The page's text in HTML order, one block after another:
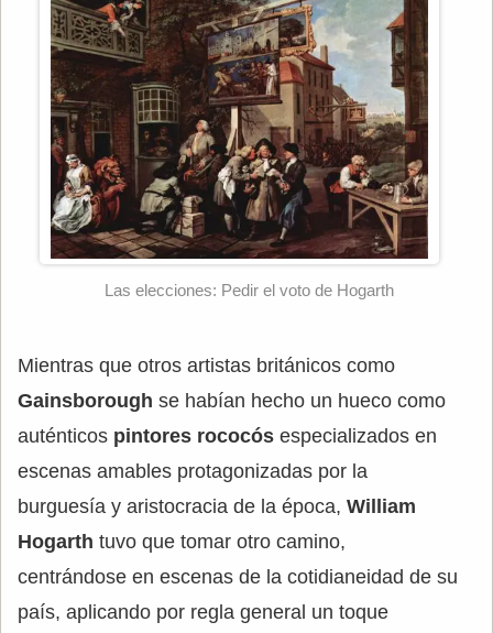
Las elecciones: Pedir el voto de Hogarth
Mientras que otros artistas británicos como
Gainsborough se habían hecho un hueco como
auténticos pintores rococós especializados en
escenas amables protagonizadas por la
burguesía y aristocracia de la época, William
Hogarth tuvo que tomar otro camino,
centrándose en escenas de la cotidianeidad de su
país, aplicando por regla general un toque